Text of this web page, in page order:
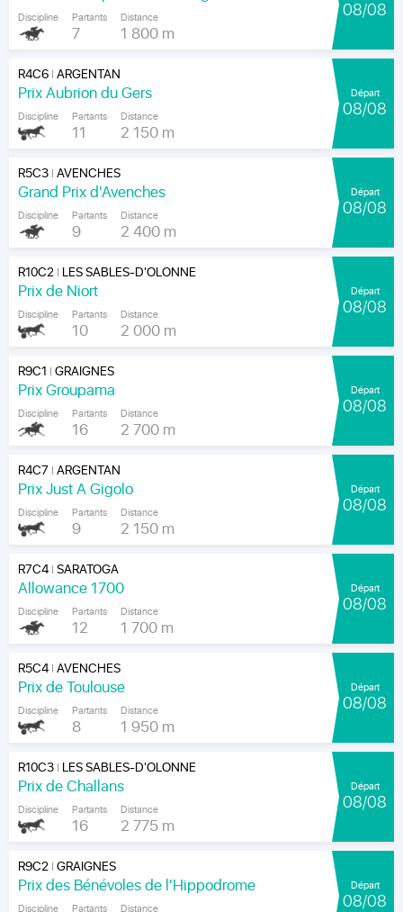
Discipline Partants
7
Distance
1 800 m
08/08
R4C6|ARGENTAN
Prix Aubrion du Gers
Discipline Partants
11
Distance
2 150 m
Départ
08/08
R5C3|AVENCHES
Grand Prix d'Avenches
Discipline Partants
9
Distance
2 400 m
Départ
08/08
R10C2| LES SABLES-D'OLONNE
Prix de Niort
Discipline Partants
10
Distance
2 000 m
Départ
08/08
R9C1 |GRAIGNES
Prix Groupama
Discipline Partants
16
Distance
2 700 m
Départ
08/08
R4C7 |ARGENTAN
Prix Just A Gigolo
Discipline Partants
9
Distance
2 150 m
Départ
08/08
R7C4|SARATOGA
Allowance 1700
Discipline Partants
12
Distance
1 700 m
Départ
08/08
R5C4|AVENCHES
Prix de Toulouse
Discipline Partants
8
Distance
1 950 m
Départ
08/08
R10C3| LES SABLES-D'OLONNE
Prix de Challans
Discipline Partants
16
Distance
2 775 m
Départ
08/08
R9C2|GRAIGNES
Prix des Bénévoles de l'Hippodrome
Discipline Partants Distance
Départ
08/08